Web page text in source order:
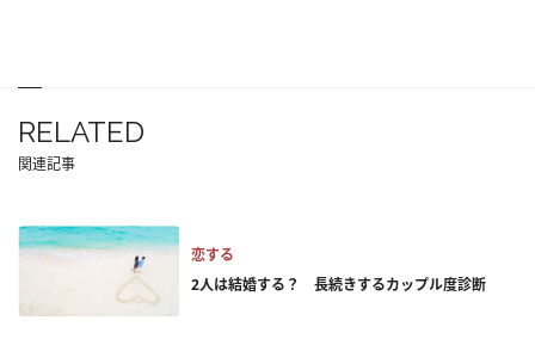
RELATED
関連記事
恋する
2人は結婚する？ 長続きするカップル度診断